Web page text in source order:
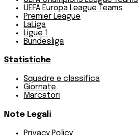
UEFA Europa League Teams
Premier League
LaLiga
Ligue 1
Bundesliga
Statistiche
Squadre e classifica
Giornate
Marcatori
Note Legali
Privacy Policy